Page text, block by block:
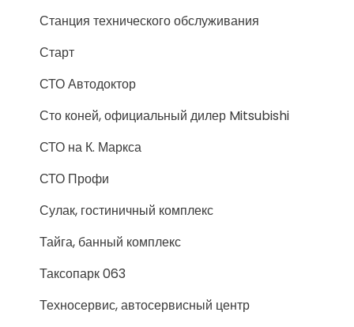
Станция технического обслуживания
Старт
СТО Автодоктор
Сто коней, официальный дилер Mitsubishi
СТО на К. Маркса
СТО Профи
Сулак, гостиничный комплекс
Тайга, банный комплекс
Таксопарк 063
Техносервис, автосервисный центр